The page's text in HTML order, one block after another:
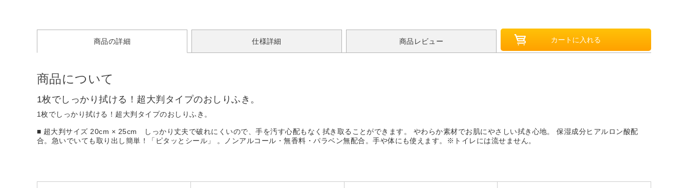
商品の詳細 仕様詳細 商品レビュー
商品について
1枚でしっかり拭ける！超大判タイプのおしりふき。
1枚でしっかり拭ける！超大判タイプのおしりふき。
■ 超大判サイズ 20cm × 25cm しっかり丈夫で破れにくいので、手を汚す心配もなく拭き取ることができます。 やわらか素材でお肌にやさしい拭き心地。 保湿成分ヒアルロン酸配
合。急いでいても取り出し簡単！「ピタッとシール」 。ノンアルコール・無香料・パラベン無配合。手や体にも使えます。※トイレには流せません。